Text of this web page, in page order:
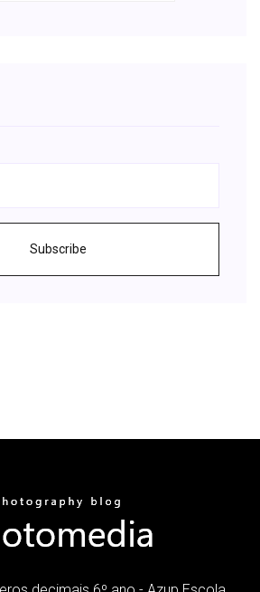
Subscribe